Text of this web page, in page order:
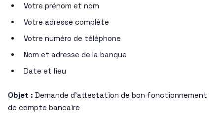
Votre prénom et nom
Votre adresse complète
Votre numéro de téléphone
Nom et adresse de la banque
Date et lieu
Objet : Demande d’attestation de bon fonctionnement
de compte bancaire